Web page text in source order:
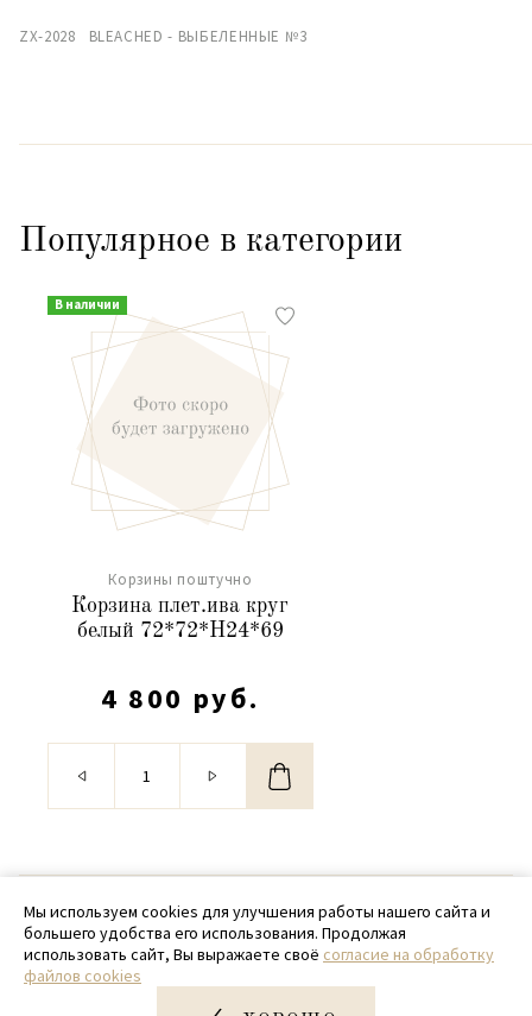
ZX-2028 BLEACHED - ВЫБЕЛЕННЫЕ №3
Популярное в категории
В наличии
Корзины поштучно
Корзина плет.ива круг
белый 72*72*H24*69
4 800 руб.
© 2020 - 2026 SamPack
+ 7 (918) 699-97-87
zakaz@sampack.store
Мы используем cookies для улучшения работы нашего сайта и
большего удобства его использования. Продолжая
использовать сайт, Вы выражаете своё согласие на обработку
файлов cookies